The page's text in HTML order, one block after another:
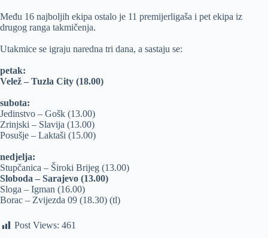
Među 16 najboljih ekipa ostalo je 11 premijerligaša i pet ekipa iz
drugog ranga takmičenja.
Utakmice se igraju naredna tri dana, a sastaju se:
petak:
Velež – Tuzla City (18.00)
subota:
Jedinstvo – Gošk (13.00)
Zrinjski – Slavija (13.00)
Posušje – Laktaši (15.00)
nedjelja:
Stupčanica – Široki Brijeg (13.00)
Sloboda – Sarajevo (13.00)
Sloga – Igman (16.00)
Borac – Zvijezda 09 (18.30) (tl)
Post Views: 461